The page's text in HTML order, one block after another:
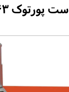
ست پورتوک 163